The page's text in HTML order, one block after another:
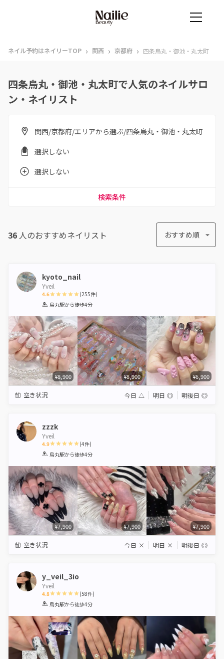
ネイル予約はネイリーTOP › 関西 › 京都府 › 四条烏丸・御池・丸太町
四条烏丸・御池・丸太町で人気のネイルサロ
ン・ネイリスト
関西/京都府/エリアから選ぶ/四条烏丸・御池・丸太町
選択しない
選択しない
検索条件
36 人のおすすめネイリスト おすすめ順
kyoto_nail
Yveil
4.6
1 2 3 4 5
(255件)
烏丸駅から徒歩4分
¥8,900 ¥8,900 ¥6,900
空き状況 今日 △ 明日 ◎ 明後日 ◎
zzzk
Yveil
4.9
1 2 3 4 5
(4件)
烏丸駅から徒歩4分
¥7,900 ¥7,900 ¥7,900
空き状況 今日 × 明日 × 明後日 ◎
y_veil_3io
Yveil
4.8
1 2 3 4 5
(58件)
烏丸駅から徒歩4分